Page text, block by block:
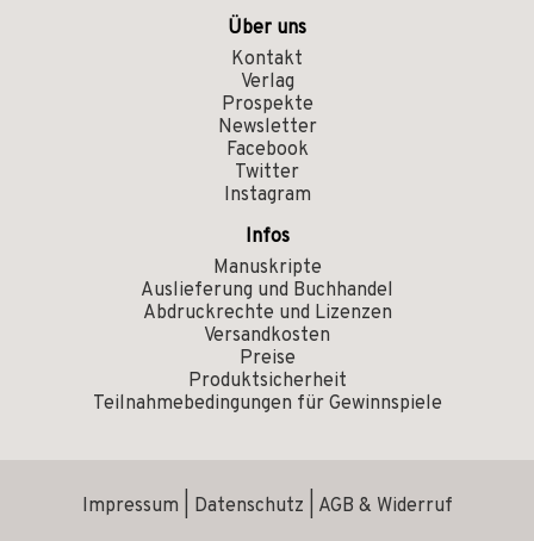
Über uns
Kontakt
Verlag
Prospekte
Newsletter
Facebook
Twitter
Instagram
Infos
Manuskripte
Auslieferung und Buchhandel
Abdruckrechte und Lizenzen
Versandkosten
Preise
Produktsicherheit
Teilnahmebedingungen für Gewinnspiele
Impressum Datenschutz AGB & Widerruf